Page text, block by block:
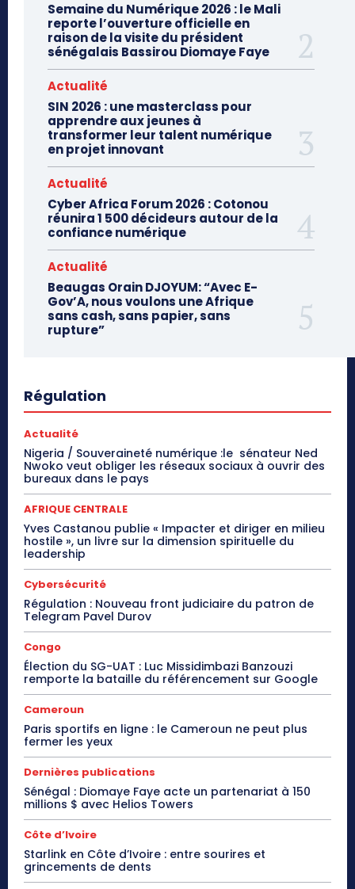
Semaine du Numérique 2026 : le Mali
reporte l’ouverture officielle en
raison de la visite du président
sénégalais Bassirou Diomaye Faye
Actualité
SIN 2026 : une masterclass pour
apprendre aux jeunes à
transformer leur talent numérique
en projet innovant
Actualité
Cyber Africa Forum 2026 : Cotonou
réunira 1 500 décideurs autour de la
confiance numérique
Actualité
Beaugas Orain DJOYUM: “Avec E-
Gov’A, nous voulons une Afrique
sans cash, sans papier, sans
rupture”
Régulation
Actualité
Nigeria / Souveraineté numérique :le sénateur Ned
Nwoko veut obliger les réseaux sociaux à ouvrir des
bureaux dans le pays
AFRIQUE CENTRALE
Yves Castanou publie « Impacter et diriger en milieu
hostile », un livre sur la dimension spirituelle du
leadership
Cybersécurité
Régulation : Nouveau front judiciaire du patron de
Telegram Pavel Durov
Congo
Élection du SG-UAT : Luc Missidimbazi Banzouzi
remporte la bataille du référencement sur Google
Cameroun
Paris sportifs en ligne : le Cameroun ne peut plus
fermer les yeux
Dernières publications
Sénégal : Diomaye Faye acte un partenariat à 150
millions $ avec Helios Towers
Côte d’Ivoire
Starlink en Côte d’Ivoire : entre sourires et
grincements de dents